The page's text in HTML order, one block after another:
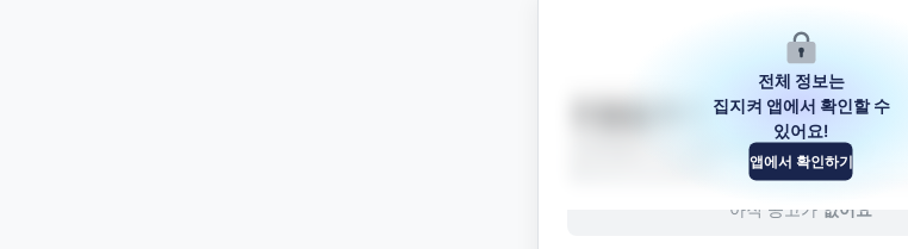
도일길 6-1
강원특별자치도 춘천시 동면 도일길 6-1
아직 공고가 없어요
전체 정보는
집지켜 앱에서 확인할 수
있어요!
앱에서 확인하기